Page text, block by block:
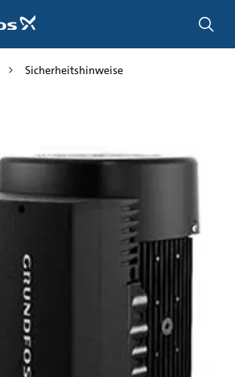
Sicherheitshinweise